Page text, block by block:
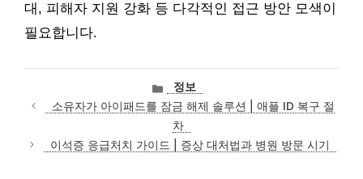
대, 피해자 지원 강화 등 다각적인 접근 방안 모색이
필요합니다.
카
테
고
리
정보
소유자가 아이패드를 잠금 해제 솔루션 | 애플 ID 복구 절
차
이석증 응급처치 가이드 | 증상 대처법과 병원 방문 시기